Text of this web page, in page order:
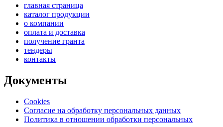
главная страница
каталог продукции
о компании
оплата и доставка
получение гранта
тендеры
контакты
Документы
Cookies
Согласие на обработку персональных данных
Политика в отношении обработки персональных